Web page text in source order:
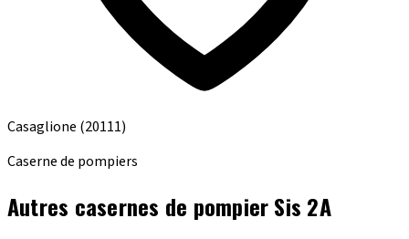
Casaglione (20111)
Caserne de pompiers
Autres casernes de pompier Sis 2A